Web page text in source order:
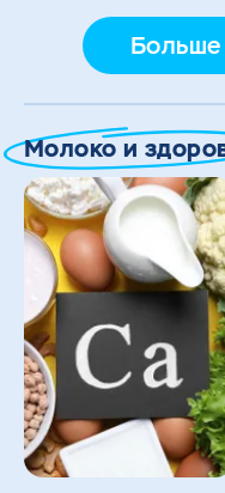
Больше
Молоко и